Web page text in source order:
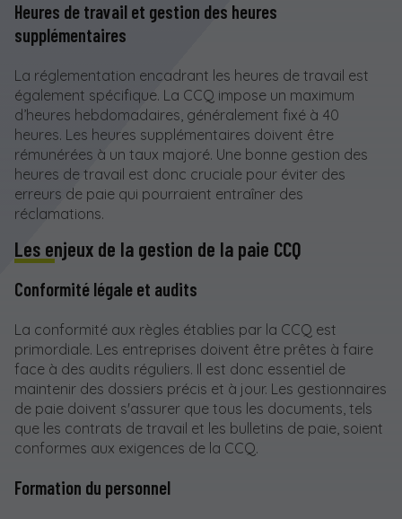
Heures de travail et gestion des heures
supplémentaires
La réglementation encadrant les heures de travail est
également spécifique. La CCQ impose un maximum
d’heures hebdomadaires, généralement fixé à 40
heures. Les heures supplémentaires doivent être
rémunérées à un taux majoré. Une bonne gestion des
heures de travail est donc cruciale pour éviter des
erreurs de paie qui pourraient entraîner des
réclamations.
Les enjeux de la gestion de la paie CCQ
Conformité légale et audits
La conformité aux règles établies par la CCQ est
primordiale. Les entreprises doivent être prêtes à faire
face à des audits réguliers. Il est donc essentiel de
maintenir des dossiers précis et à jour. Les gestionnaires
de paie doivent s'assurer que tous les documents, tels
que les contrats de travail et les bulletins de paie, soient
conformes aux exigences de la CCQ.
Formation du personnel